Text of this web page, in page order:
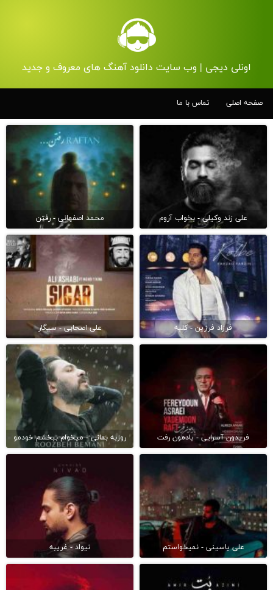
اونلی دیجی | وب سایت دانلود آهنگ های معروف و جدید
صفحه اصلی تماس با ما
علی زند وکیلی - بخواب آروم محمد اصفهانی - رفتن
فرزاد فرزین - کلبه علی اصحابی - سیگار
فریدون آسرایی - یادمون رفت روزبه بمانی - میخوام ببخشم خودمو
علی یاسینی - نمیخواستم نیواد - غریبه